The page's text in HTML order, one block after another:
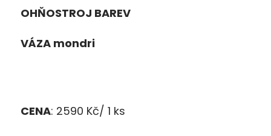
OHŇOSTROJ BAREV
VÁZA mondri
CENA: 2590 Kč/ 1 ks